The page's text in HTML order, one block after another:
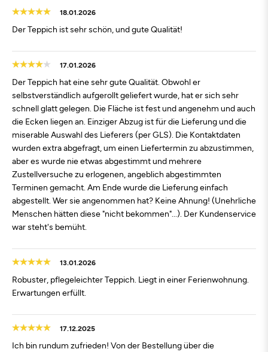
18.01.2026
Der Teppich ist sehr schön, und gute Qualität!
17.01.2026
Der Teppich hat eine sehr gute Qualität. Obwohl er
selbstverständlich aufgerollt geliefert wurde, hat er sich sehr
schnell glatt gelegen. Die Fläche ist fest und angenehm und auch
die Ecken liegen an. Einziger Abzug ist für die Lieferung und die
miserable Auswahl des Lieferers (per GLS). Die Kontaktdaten
wurden extra abgefragt, um einen Liefertermin zu abzustimmen,
aber es wurde nie etwas abgestimmt und mehrere
Zustellversuche zu erlogenen, angeblich abgestimmten
Terminen gemacht. Am Ende wurde die Lieferung einfach
abgestellt. Wer sie angenommen hat? Keine Ahnung! (Unehrliche
Menschen hätten diese "nicht bekommen"...). Der Kundenservice
war steht's bemüht.
13.01.2026
Robuster, pflegeleichter Teppich. Liegt in einer Ferienwohnung.
Erwartungen erfüllt.
17.12.2025
Ich bin rundum zufrieden! Von der Bestellung über die